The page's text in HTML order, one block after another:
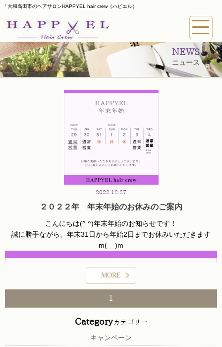
「大和高田市のヘアサロンHAPPYEL hair crew（ハピエル）
NEWS
ニュース
2022.12.27
２０２２年 年末年始のお休みのご案内
こんにちは(^ ^)年末年始のお知らせです！
誠に勝手ながら、年末31日から年始2日までお休みいただきます
m(__)m
MORE
1
Categoryカテゴリー
キャンペーン